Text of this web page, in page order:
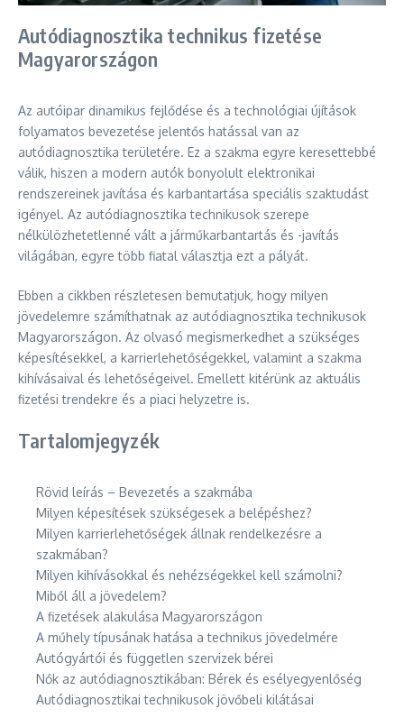
Autódiagnosztika technikus fizetése
Magyarországon
Az autóipar dinamikus fejlődése és a technológiai újítások
folyamatos bevezetése jelentős hatással van az
autódiagnosztika területére. Ez a szakma egyre keresettebbé
válik, hiszen a modern autók bonyolult elektronikai
rendszereinek javítása és karbantartása speciális szaktudást
igényel. Az autódiagnosztika technikusok szerepe
nélkülözhetetlenné vált a járműkarbantartás és -javítás
világában, egyre több fiatal választja ezt a pályát.
Ebben a cikkben részletesen bemutatjuk, hogy milyen
jövedelemre számíthatnak az autódiagnosztika technikusok
Magyarországon. Az olvasó megismerkedhet a szükséges
képesítésekkel, a karrierlehetőségekkel, valamint a szakma
kihívásaival és lehetőségeivel. Emellett kitérünk az aktuális
fizetési trendekre és a piaci helyzetre is.
Tartalomjegyzék
Rövid leírás – Bevezetés a szakmába
Milyen képesítések szükségesek a belépéshez?
Milyen karrierlehetőségek állnak rendelkezésre a
szakmában?
Milyen kihívásokkal és nehézségekkel kell számolni?
Miből áll a jövedelem?
A fizetések alakulása Magyarországon
A műhely típusának hatása a technikus jövedelmére
Autógyártói és független szervizek bérei
Nők az autódiagnosztikában: Bérek és esélyegyenlőség
Autódiagnosztikai technikusok jövőbeli kilátásai